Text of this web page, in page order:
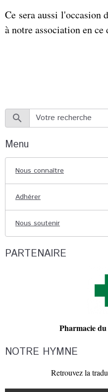
Ce sera aussi l'occasion
à notre association en
Menu
Nous connaître
Adhérer
Nous soutenir
PARTENAIRE
Pharmacie
NOTRE HYMNE
Retrouvez la